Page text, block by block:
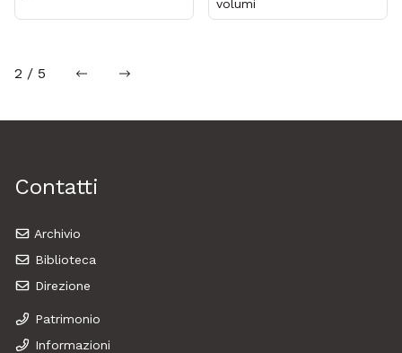
volumi
2 / 5 precedentesuccessiva
Contatti
Archivio
Biblioteca
Direzione
Patrimonio
Informazioni